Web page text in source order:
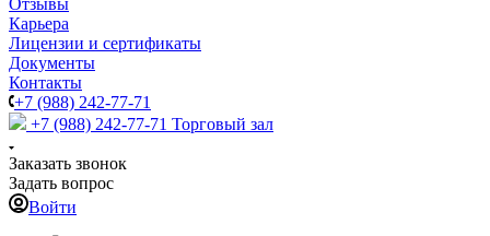
Отзывы
Карьера
Лицензии и сертификаты
Документы
Контакты
+7 (988) 242-77-71
+7 (988) 242-77-71 Торговый зал
Заказать звонок
Задать вопрос
Войти